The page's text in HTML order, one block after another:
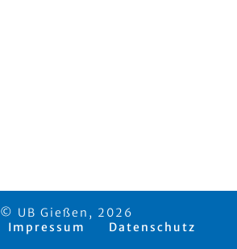
© UB Gießen, 2026
Impressum
Datenschutz